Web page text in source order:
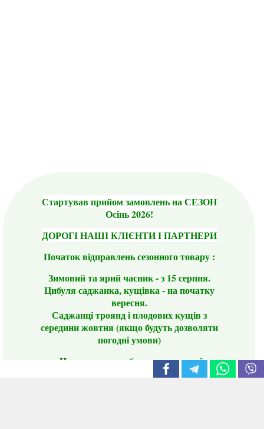
Стартував прийом замовлень на СЕЗОН
Осінь 2026!
ДОРОГІ НАШІ КЛІЄНТИ І ПАРТНЕРИ
Початок відправлень сезонного товару :
Зимовий та ярий часник - з 15 серпня.
Цибуля саджанка, кущівка - на початку
вересня.
Саджанці троянд і плодових кущів з
середини жовтня (якщо будуть дозволяти
погодні умови)
Цього сезону ви будете задоволені
традиційно гарним асортиментом цибулі